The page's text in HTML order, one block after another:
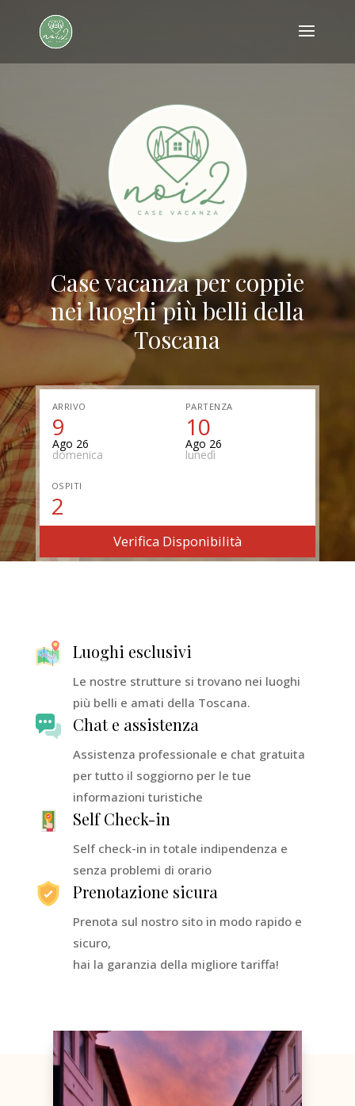
Case vacanza per coppie
nei luoghi più belli della
Toscana
ARRIVO
9
Ago 26
domenica
PARTENZA
10
Ago 26
lunedì
OSPITI
2
Verifica Disponibilità
Luoghi esclusivi
Le nostre strutture si trovano nei luoghi
più belli e amati della Toscana.
Chat e assistenza
Assistenza professionale e chat gratuita
per tutto il soggiorno per le tue
informazioni turistiche
Self Check-in
Self check-in in totale indipendenza e
senza problemi di orario
Prenotazione sicura
Prenota sul nostro sito in modo rapido e
sicuro,
hai la garanzia della migliore tariffa!